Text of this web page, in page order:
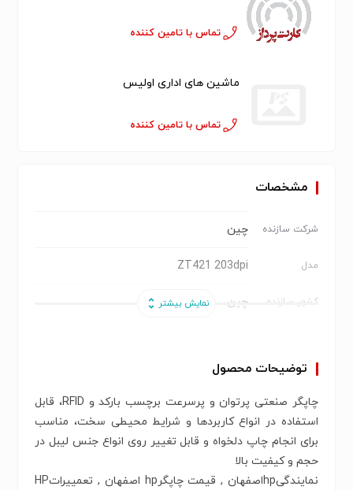
تماس با تامین کننده
ماشین های اداری اولیس
تماس با تامین کننده
مشخصات
شرکت سازنده چین
مدل ZT421 203dpi
کشور سازنده چین
وضوح چاپ 203dpi
عرض هد چاپ 168 میلیمتر
حافظه RAM 256 مگابایت SDRAM
توضیحات محصول
چاپگر صنعتی پرتوان و پرسرعت برچسب بارکد و RFID، قابل
استفاده در انواع کاربردها و شرایط محیطی سخت، مناسب
برای انجام چاپ دلخواه و قابل تغییر روی انواع جنس لیبل در
حجم و کیفیت بالا
نمایندگیhpاصفهان , قیمت چاپگرhp اصفهان , تعمییراتHP